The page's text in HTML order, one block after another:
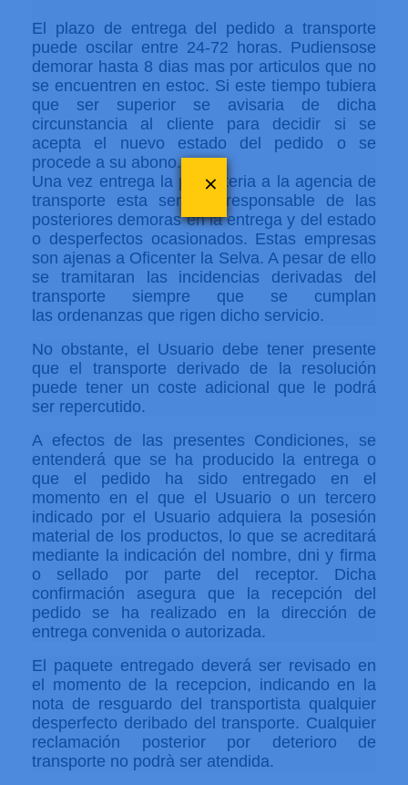
El plazo de entrega del pedido a transporte
puede oscilar entre 24-72 horas. Pudiensose
demorar hasta 8 dias mas por articulos que no
se encuentren en estoc. Si este tiempo tubiera
que ser superior se avisaria de dicha
circunstancia al cliente para decidir si se
acepta el nuevo estado del pedido o se
procede a su abono.
Una vez entrega la paqueteria a la agencia de
transporte esta será la responsable de las
posteriores demoras en la entrega y del estado
o desperfectos ocasionados. Estas empresas
son ajenas a Oficenter la Selva. A pesar de ello
se tramitaran las incidencias derivadas del
transporte siempre que se cumplan
las ordenanzas que rigen dicho servicio.
No obstante, el Usuario debe tener presente
que el transporte derivado de la resolución
puede tener un coste adicional que le podrá
ser repercutido.
A efectos de las presentes Condiciones, se
entenderá que se ha producido la entrega o
que el pedido ha sido entregado en el
momento en el que el Usuario o un tercero
indicado por el Usuario adquiera la posesión
material de los productos, lo que se acreditará
mediante la indicación del nombre, dni y firma
o sellado por parte del receptor. Dicha
confirmación asegura que la recepción del
pedido se ha realizado en la dirección de
entrega convenida o autorizada.
El paquete entregado deverá ser revisado en
el momento de la recepcion, indicando en la
nota de resguardo del transportista qualquier
desperfecto deribado del transporte. Cualquier
reclamación posterior por deterioro de
transporte no podrà ser atendida.
×